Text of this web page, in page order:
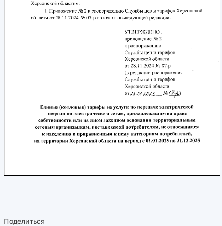
Поделиться